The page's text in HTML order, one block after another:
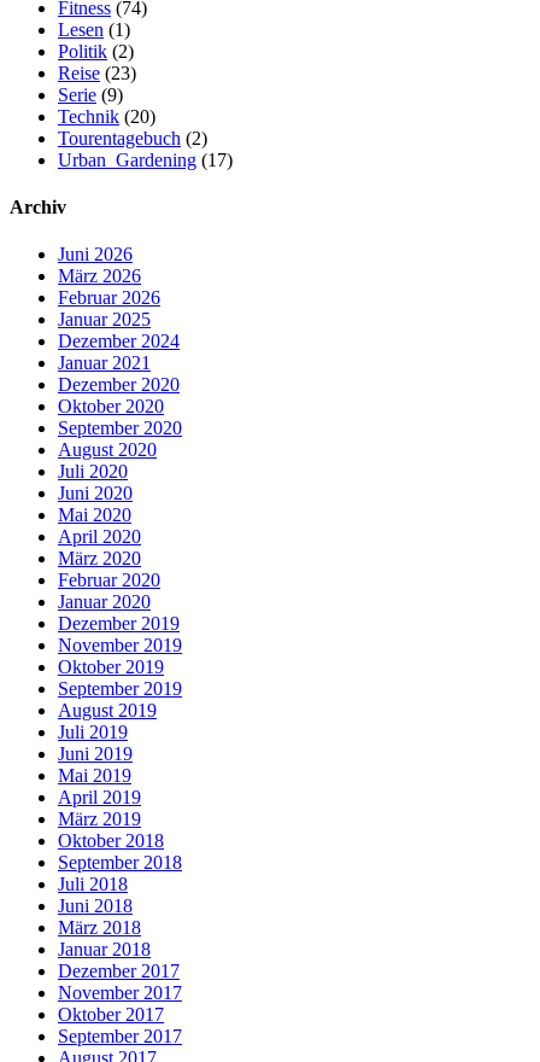
Fitness (74)
Lesen (1)
Politik (2)
Reise (23)
Serie (9)
Technik (20)
Tourentagebuch (2)
Urban_Gardening (17)
Archiv
Juni 2026
März 2026
Februar 2026
Januar 2025
Dezember 2024
Januar 2021
Dezember 2020
Oktober 2020
September 2020
August 2020
Juli 2020
Juni 2020
Mai 2020
April 2020
März 2020
Februar 2020
Januar 2020
Dezember 2019
November 2019
Oktober 2019
September 2019
August 2019
Juli 2019
Juni 2019
Mai 2019
April 2019
März 2019
Oktober 2018
September 2018
Juli 2018
Juni 2018
März 2018
Januar 2018
Dezember 2017
November 2017
Oktober 2017
September 2017
August 2017